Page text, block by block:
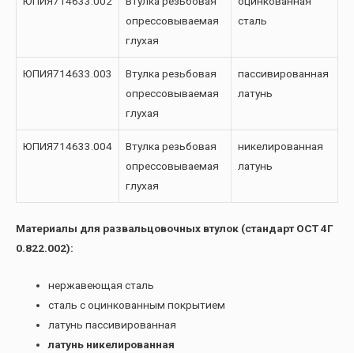
опрессовываемая
глухая
сталь
ЮПИЯ714633.003
Втулка резьбовая
опрессовываемая
глухая
пассивированная
латунь
ЮПИЯ714633.004
Втулка резьбовая
опрессовываемая
глухая
никелированная
латунь
Материалы для развальцовочных втулок (стандарт ОСТ 4Г
0.822.002):
нержавеющая сталь
сталь с оцинкованным покрытием
латунь пассивированная
латунь никелированная